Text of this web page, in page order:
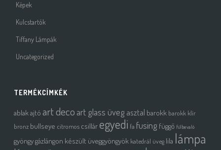
Képek
Kulcstartók
Tiffany Lámpák
Uncategorized
TERMÉKCÍMKÉK
ablakajtó art deco art glass üvegasztal barokk barokk klír
bronz bullseye citromos csillár egyedi fa fusing függő fülbevaló
gyöngygázlángon készült üveggyöngyök katedrál üveg lila lámpa